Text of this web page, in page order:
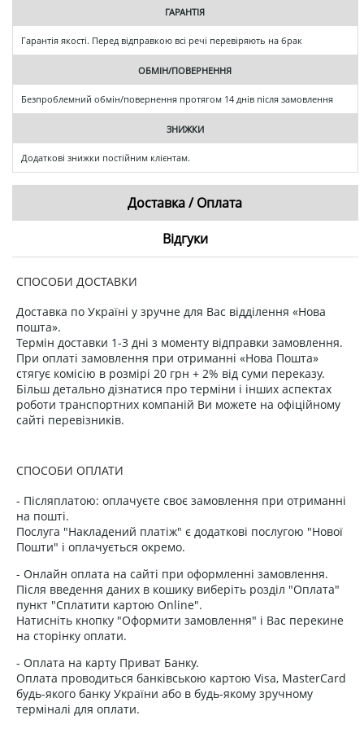
ГАРАНТІЯ
Гарантія якості. Перед відправкою всі речі перевіряють на брак
ОБМІН/ПОВЕРНЕННЯ
Безпроблемний обмін/повернення протягом 14 днів після замовлення
ЗНИЖКИ
Додаткові знижки постійним клієнтам.
Доставка / Оплата
Відгуки
СПОСОБИ ДОСТАВКИ
Доставка по Україні у зручне для Вас відділення «Нова
пошта».
Термін доставки 1-3 дні з моменту відправки замовлення.
При оплаті замовлення при отриманні «Нова Пошта»
стягує комісію в розмірі 20 грн + 2% від суми переказу.
Більш детально дізнатися про терміни і інших аспектах
роботи транспортних компаній Ви можете на офіційному
сайті перевізників.
СПОСОБИ ОПЛАТИ
- Післяплатою: оплачуєте своє замовлення при отриманні
на пошті.
Послуга "Накладений платіж" є додаткові послугою "Нової
Пошти" і оплачується окремо.
- Онлайн оплата на сайті при оформленні замовлення.
Після введення даних в кошику виберіть розділ "Оплата"
пункт "Сплатити картою Online".
Натисніть кнопку "Оформити замовлення" і Вас перекине
на сторінку оплати.
- Оплата на карту Приват Банку.
Оплата проводиться банківською картою Visa, MasterCard
будь-якого банку України або в будь-якому зручному
терміналі для оплати.